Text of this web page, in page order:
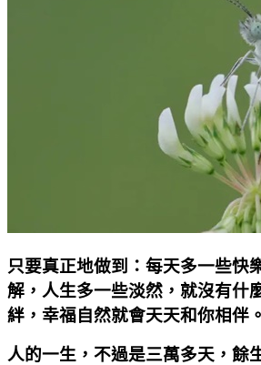
只要真正地做到：每天多一些快
解，人生多一些淡然，就沒有什
絆，幸福自然就會天天和你相伴。
人的一生，不過是三萬多天，餘